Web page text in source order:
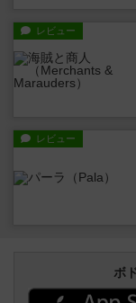
レビュー
レビュー
ボ